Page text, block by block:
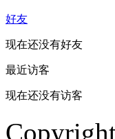
好友
现在还没有好友
最近访客
现在还没有访客